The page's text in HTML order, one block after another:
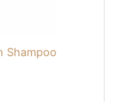
Shampoo